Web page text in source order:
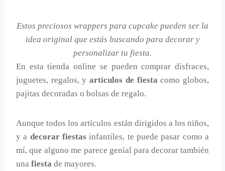
Estos preciosos wrappers para cupcake pueden ser la
idea original que estás buscando para decorar y
personalizar tu fiesta.
En esta tienda online se pueden comprar disfraces,
juguetes, regalos, yartículos de fiesta como globos,
pajitas decoradas o bolsas de regalo.
Aunque todos los artículos están dirigidos a los niños,
y a decorar fiestas infantiles, te puede pasar como a
mí, que alguno me parece genial para decorar también
una fiesta de mayores.